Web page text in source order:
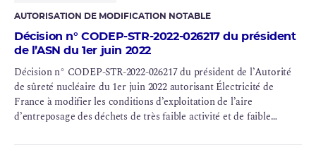
AUTORISATION DE MODIFICATION NOTABLE
Décision n° CODEP-STR-2022-026217 du président
de l’ASN du 1er juin 2022
Décision n° CODEP-STR-2022-026217 du président de l’Autorité
de sûreté nucléaire du 1er juin 2022 autorisant Électricité de
France à modifier les conditions d’exploitation de l’aire
d’entreposagedes déchets de très faible activité et de faible